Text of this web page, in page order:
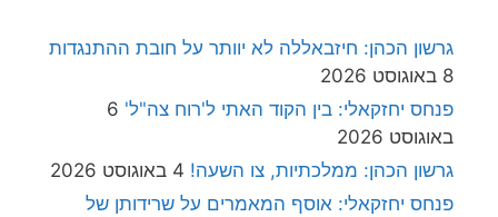
גרשון הכהן: חיזבאללה לא יוותר על חובת ההתנגדות
8 באוגוסט 2026
פנחס יחזקאלי: בין הקוד האתי ל'רוח צה"ל' 6
באוגוסט 2026
גרשון הכהן: ממלכתיות, צו השעה! 4 באוגוסט 2026
פנחס יחזקאלי: אוסף המאמרים על שרידותן של